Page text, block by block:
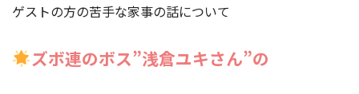
ゲストの方の苦手な家事の話について
ズボ連のボス”浅倉ユキさん”の